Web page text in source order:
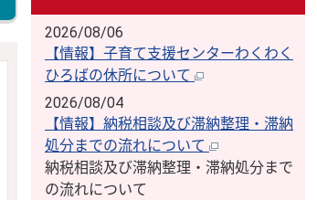
2026/08/06
【情報】子育て支援センターわくわく
ひろばの休所について
2026/08/04
【情報】納税相談及び滞納整理・滞納
処分までの流れについて
納税相談及び滞納整理・滞納処分まで
の流れについて